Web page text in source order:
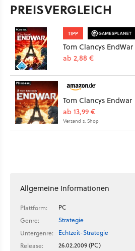
PREISVERGLEICH
TIPP
Tom Clancys EndWar
ab 2,88 €
Tom Clancys Endwar
ab 13,99 €
Versand s. Shop
Allgemeine Informationen
Plattform:
PC
Genre:
Strategie
Untergenre:
Echtzeit-Strategie
Release:
26.02.2009 (PC)